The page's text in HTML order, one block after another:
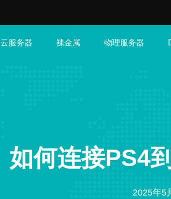
云服务器 裸金属 物理服务器
如何连接PS4
2025年5